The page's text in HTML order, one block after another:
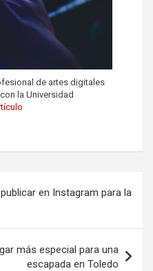
de artes digitales
la Universidad
en Instagram para la
más especial para una
escapada en Toledo